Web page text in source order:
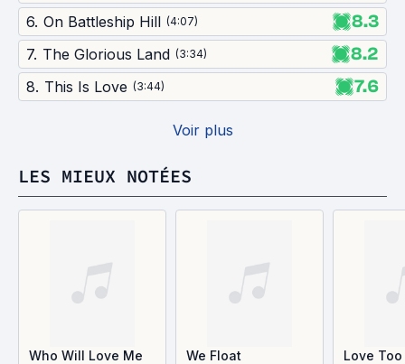
6. On Battleship Hill (4:07) 8.3
7. The Glorious Land (3:34) 8.2
8. This Is Love (3:44) 7.6
Voir plus
LES MIEUX NOTÉES
Who Will Love Me
We Float Love